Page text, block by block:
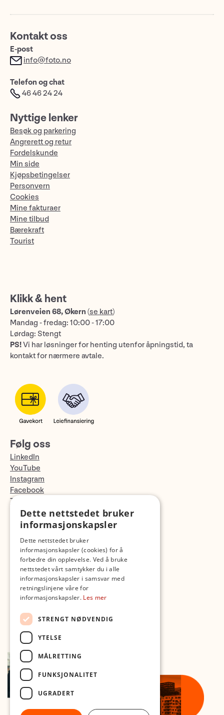
Kontakt oss
E-post
info@foto.no
Telefon og chat
46 46 24 24
Nyttige lenker
Besøk og parkering
Angrerett og retur
Fordelskunde
Min side
Kjøpsbetingelser
Personvern
Cookies
Mine fakturaer
Mine tilbud
Bærekraft
Tourist
Klikk & hent
Lørenveien 68, Økern (se kart)
Mandag - fredag: 10:00 - 17:00
Lørdag: Stengt
PS!Vi har løsninger for henting utenfor åpningstid, ta
kontakt for nærmere avtale.
Følg oss
LinkedIn
YouTube
Instagram
Facebook
TikTok
Fotopodden
Dette nettstedet bruker
informasjonskapsler
Dette nettstedet bruker
informasjonskapsler (cookies) for å
forbedre din opplevelse. Ved å bruke
nettstedet vårt samtykker du i alle
informasjonskapsler i samsvar med
retningslinjene våre for
informasjonskapsler. Les mer
STRENGT NØDVENDIG
YTELSE
MÅLRETTING
FUNKSJONALITET
UGRADERT